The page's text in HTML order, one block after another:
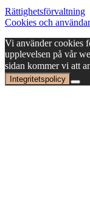
Rättighetsförvaltning
Cookies och
Vi använder cookies
upplevelsen på vår
sidan kommer vi att
Integritetspolicy